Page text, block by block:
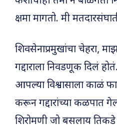
क्षमा मागतो. मी
शिवसेनाप्रमुखांचा चेहरा,
गद्दाराला निवडणूक दिलं
आपल्या विश्वासाला काळं
करून गद्दारांच्या कळपात
शिरोमणी जो बसलाय